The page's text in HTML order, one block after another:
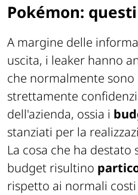
Pokémon:
A margine delle
uscita, i leaker hanno
che normalmente
strettamente
dell'azienda, ossia i
stanziati per la
La cosa che ha
budget risultino
rispetto ai normali